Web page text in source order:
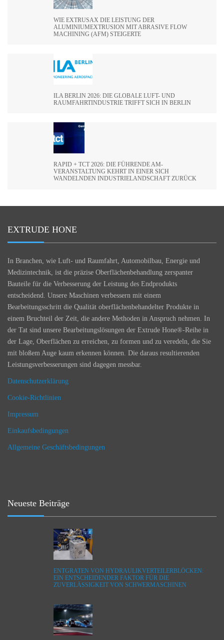
WIE EXTRUSAX DIE LEISTUNG DER
ALUMINIUMEXTRUSION MIT ABRASIVE FLOW
MACHINING (AFM) STEIGERTE
ILA BERLIN 2026: DIE GLOBALE LUFT- UND
RAUMFAHRTINDUSTRIE TRIFFT SICH IN BERLIN
RAPID + TCT 2026: DIE FÜHRENDE AM-
VERANSTALTUNG KEHRT IN EINER SICH
WANDELNDEN INDUSTRIELANDSCHAFT ZURÜCK
EXTRUDE HONE
In Branchen, wie Luft- und Raumfahrt, Automobilbau, Energie und
Medizintechnik, ist die präzise Oberflächenbehandlung zerspanter
Bauteile für die Verbesserung der Leistung des Endprodukts
entscheidend. Unsere Maschinen verbessern mit einem
Bearbeitungsschritt die Qualität oberflächenbehandelter Produkte in
einem Bruchteil der Zeit, die andere Methoden in Anspruch nehmen. In
der Tat sind unsere Bearbeitungslösungen der Extrude Hone®-Reihe in
der Lage, Oberflächen zu erreichen, zu formen und zu veredeln, die Sie
mit bloßem Auge kaum erkennen können. Die daraus resultierenden
Leistungsverbesserungen sind dagegen messbar.
Datenschutzerklärung
Cookie-Richtlinien
Impressum
Einkaufsbedingungen
Allgemeine Geschäftsbedingungen
Neueste Beiträge
ENTGRATEN VON HYDRAULIKVERTEILERBLÖCKEN:
EIN ENTSCHEIDENDER FAKTOR FÜR DIE
ZUVERLÄSSIGKEIT VON SCHWERMASCHINEN